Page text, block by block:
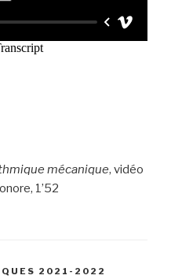
mécanique, vidéo
1’52
2021-2022